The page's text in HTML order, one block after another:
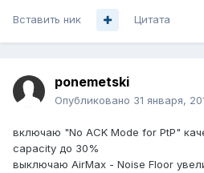
Вставить ник Цитата
ponemetski
Опубликовано 31 января,
включаю "No ACK Mode for PtP"
capacity до 30%
выключаю AirMax - Noise Floor